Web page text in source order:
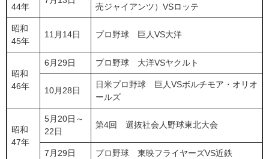
44年
売ジャイアンツ）VSロッテ
昭和
45年
11月14日 プロ野球 巨人VS大洋
昭和
46年
6月29日 プロ野球 大洋VSヤクルト
10月28日
日米プロ野球 巨人VSボルチモア・オリオ
ールズ
昭和
47年
5月20日～
22日
第4回 選抜社会人野球東北大会
7月29日 プロ野球 東映フライヤーズVS近鉄